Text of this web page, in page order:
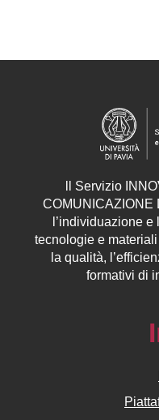
Servizio
COMUNICAZIONE
l’individuazione
tecnologie e
la qualità,
formativi di